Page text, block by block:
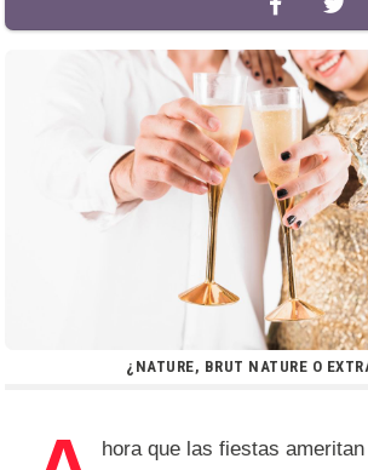
¿NATURE, BRUT NATURE O
hora que las fiestas